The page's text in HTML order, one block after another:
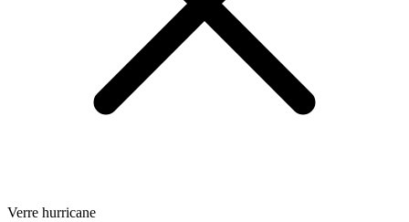
Verre hurricane